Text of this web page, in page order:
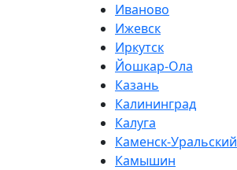
Иваново
Ижевск
Иркутск
Йошкар-Ола
Казань
Калининград
Калуга
Каменск-Уральский
Камышин